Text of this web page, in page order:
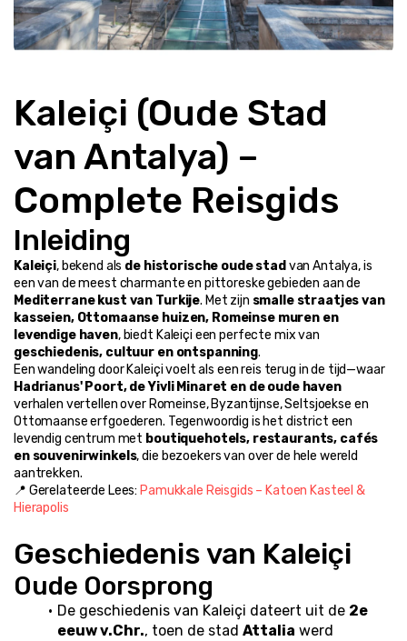
Kaleiçi (Oude Stad
van Antalya) –
Complete Reisgids
Inleiding
Kaleiçi, bekend als de historische oude stad van Antalya, is
Mediterrane kust van Turkije. Met zijn smalle straatjes van
kasseien, Ottomaanse huizen, Romeinse muren en
levendige haven
geschiedenis, cultuur en ontspanning.
Een wandeling door Kaleiçi voelt als een reis terug in de tijd—waar
Hadrianus' Poort, de Yivli Minaret en de oude haven
verhalen vertellen over Romeinse, Byzantijnse, Seltsjoekse en
Ottomaanse erfgoederen. Tegenwoordig is het district een
levendig centrum met boutiquehotels, restaurants, cafés
en souvenirwinkels, die bezoekers van over de hele wereld
aantrekken.
📍 Gerelateerde Lees: Pamukkale Reisgids – Katoen Kasteel &
Hierapolis
Geschiedenis van Kaleiçi
Oude Oorsprong
De geschiedenis van Kaleiçi dateert uit de 2e
eeuw v.Chr., toen de stad Attalia werd